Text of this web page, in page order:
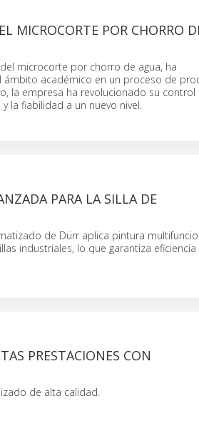
MICROCORTE POR CHORRO
microcorte por chorro de agua, ha
académico en un proceso de
la empresa ha revolucionado su control
la fiabilidad a un nuevo nivel.
PARA LA SILLA DE
de Dürr aplica pintura
industriales, lo que garantiza eficiencia
PRESTACIONES CON
de alta calidad.